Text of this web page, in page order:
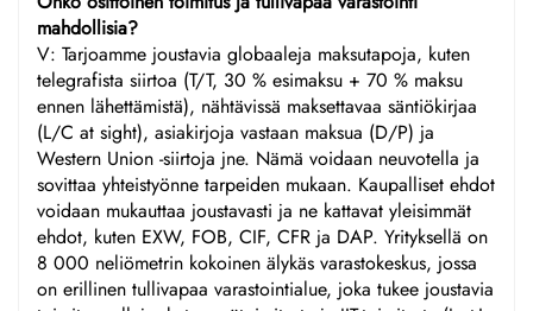
mahdollisia?
V: Tarjoamme joustavia globaaleja maksutapoja, kuten
telegrafista siirtoa (T/T, 30 % esimaksu + 70 % maksu
ennen lähettämistä), nähtävissä maksettavaa säntiökirjaa
(L/C at sight), asiakirjoja vastaan maksua (D/P) ja
Western Union -siirtoja jne. Nämä voidaan neuvotella ja
sovittaa yhteistyönne tarpeiden mukaan. Kaupalliset ehdot
voidaan mukauttaa joustavasti ja ne kattavat yleisimmät
ehdot, kuten EXW, FOB, CIF, CFR ja DAP. Yrityksellä on
8 000 neliömetrin kokoinen älykäs varastokeskus, jossa
on erillinen tullivapaa varastointialue, joka tukee joustavia